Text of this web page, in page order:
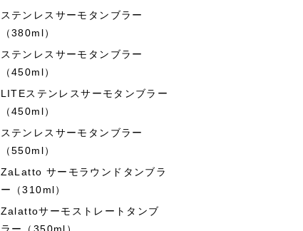
ステンレスサーモタンブラー
（380ml）
ステンレスサーモタンブラー
（450ml）
LITEステンレスサーモタンブラー
（450ml）
ステンレスサーモタンブラー
（550ml）
ZaLatto サーモラウンドタンブラ
ー（310ml）
Zalattoサーモストレートタンブ
ラー（350ml）